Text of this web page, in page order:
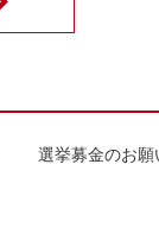
選挙募金のお願